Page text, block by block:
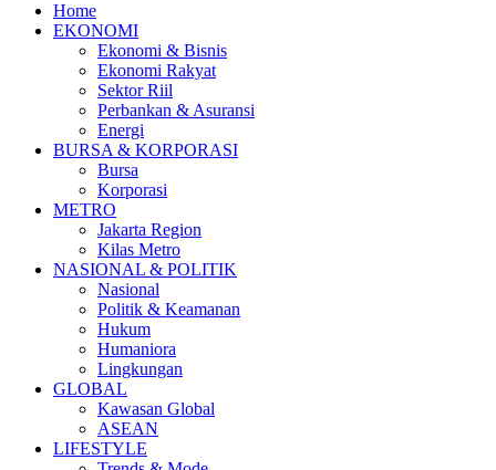
Home
EKONOMI
Ekonomi & Bisnis
Ekonomi Rakyat
Sektor Riil
Perbankan & Asuransi
Energi
BURSA & KORPORASI
Bursa
Korporasi
METRO
Jakarta Region
Kilas Metro
NASIONAL & POLITIK
Nasional
Politik & Keamanan
Hukum
Humaniora
Lingkungan
GLOBAL
Kawasan Global
ASEAN
LIFESTYLE